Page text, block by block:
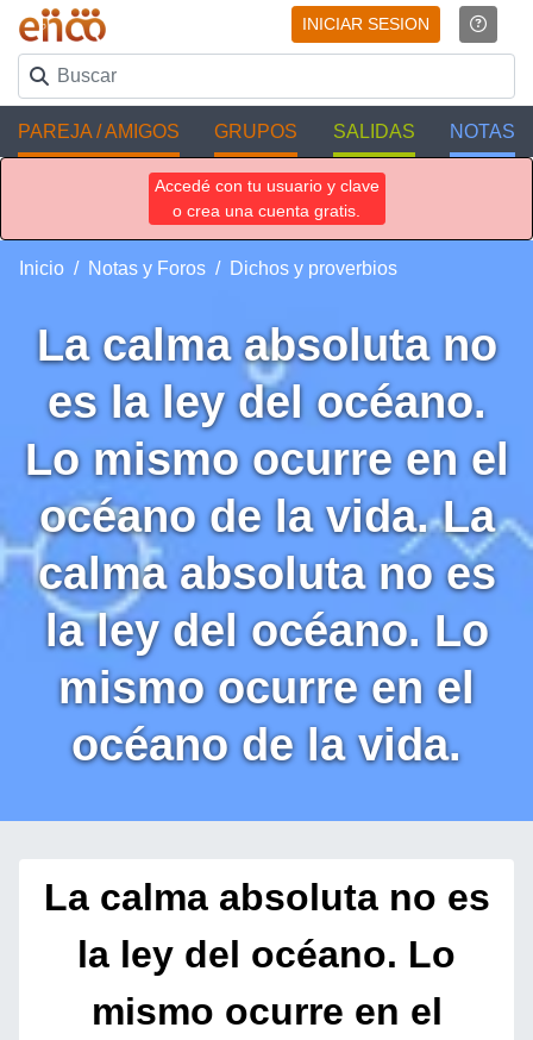
INICIAR SESION
PAREJA / AMIGOS GRUPOS SALIDAS NOTAS
Accedé con tu usuario y clave
o crea una cuenta gratis.
Inicio Notas y Foros Dichos y proverbios
La calma absoluta no
es la ley del océano.
Lo mismo ocurre en el
océano de la vida. La
calma absoluta no es
la ley del océano. Lo
mismo ocurre en el
océano de la vida.
La calma absoluta no es
la ley del océano. Lo
mismo ocurre en el